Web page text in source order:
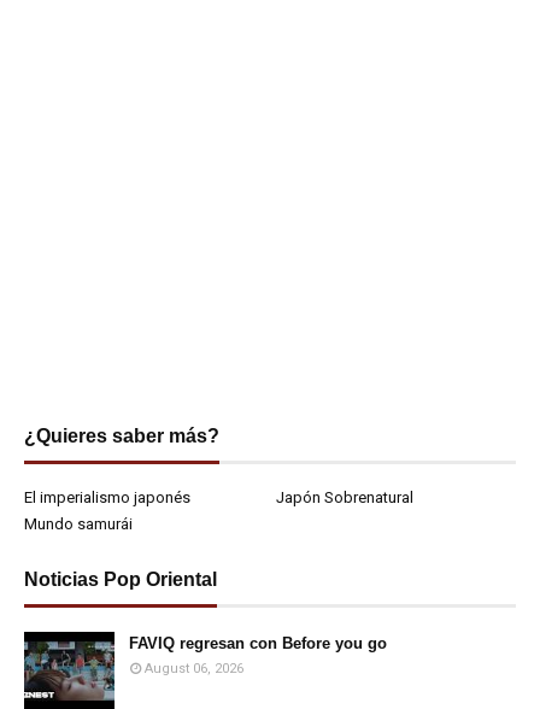
¿Quieres saber más?
El imperialismo japonés
Japón Sobrenatural
Mundo samurái
Noticias Pop Oriental
FAVIQ regresan con Before you go
August 06, 2026